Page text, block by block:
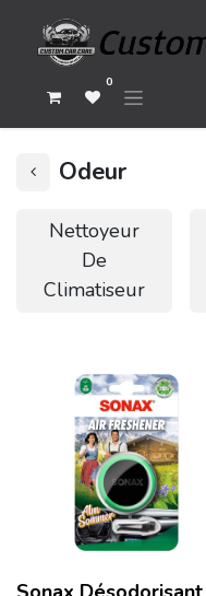
0
Odeur
Nettoyeur
De
Climatiseur